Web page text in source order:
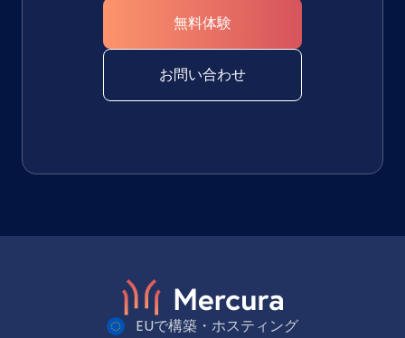
無料体験
お問い合わせ
EUで構築・ホスティング